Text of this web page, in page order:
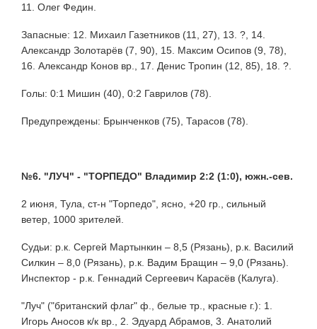
11. Олег Федин.
Запасные: 12. Михаил Газетников (11, 27), 13. ?, 14.
Александр Золотарёв (7, 90), 15. Максим Осипов (9, 78),
16. Александр Конов вр., 17. Денис Тропин (12, 85), 18. ?.
Голы: 0:1 Мишин (40), 0:2 Гаврилов (78).
Предупреждены: Брынченков (75), Тарасов (78).
№6. "ЛУЧ" - "ТОРПЕДО" Владимир 2:2 (1:0), южн.-сев.
2 июня, Тула, ст-н "Торпедо", ясно, +20 гр., сильный
ветер, 1000 зрителей.
Судьи: р.к. Сергей Мартынкин – 8,5 (Рязань), р.к. Василий
Силкин – 8,0 (Рязань), р.к. Вадим Бращин – 9,0 (Рязань).
Инспектор - р.к. Геннадий Сергеевич Карасёв (Калуга).
"Луч" ("британский флаг" ф., белые тр., красные г.): 1.
Игорь Аносов к/к вр., 2. Эдуард Абрамов, 3. Анатолий